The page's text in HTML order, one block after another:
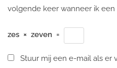
volgende keer wanneer ik een
zes × zeven =
Stuur mij een e-mail als er